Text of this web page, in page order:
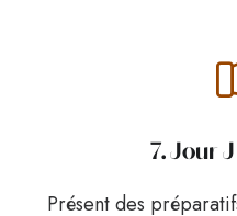
7. Jour
Présent des